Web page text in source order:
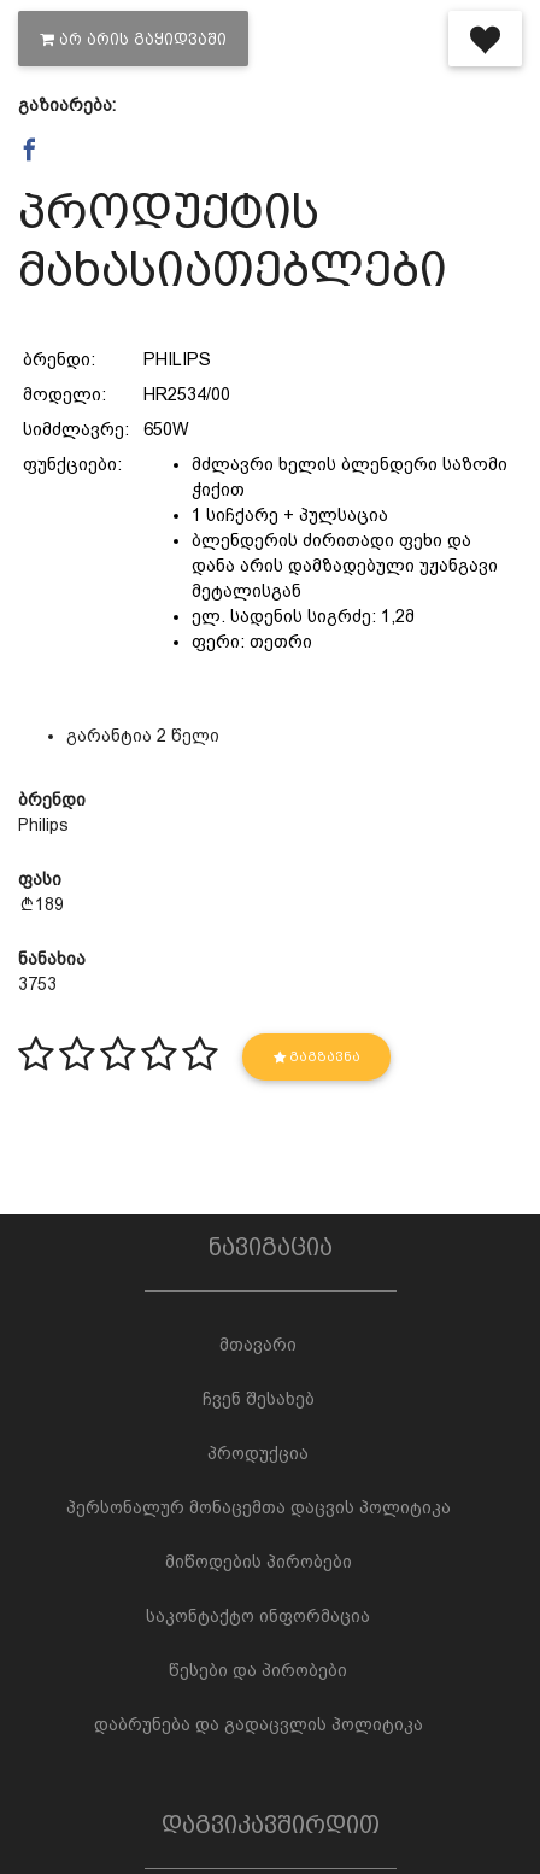
დაბრუნება და გადაცვლის
პოლიტიკა
ᲐᲠ ᲐᲠᲘᲡ ᲒᲐᲧᲘᲓᲕᲐᲨᲘ
გაზიარება:
პროდუქტის
მახასიათებლები
ბრენდი:
PHILIPS
მოდელი:
HR2534/00
სიმძლავრე:
650W
ფუნქციები:
მძლავრი ხელის ბლენდერი საზომი
ჭიქით
1 სიჩქარე + პულსაცია
ბლენდერის ძირითადი ფეხი და
დანა არის დამზადებული უჟანგავი
მეტალისგან
ელ. სადენის სიგრძე: 1,2მ
ფერი: თეთრი
გარანტია 2 წელი
ბრენდი
Philips
ფასი
189
ნანახია
3753
ᲒᲐᲒᲖᲐᲕᲜᲐ
ნავიგაცია
მთავარი
ჩვენ შესახებ
პროდუქცია
პერსონალურ მონაცემთა დაცვის პოლიტიკა
მიწოდების პირობები
საკონტაქტო ინფორმაცია
წესები და პირობები
დაბრუნება და გადაცვლის პოლიტიკა
დაგვიკავშირდით